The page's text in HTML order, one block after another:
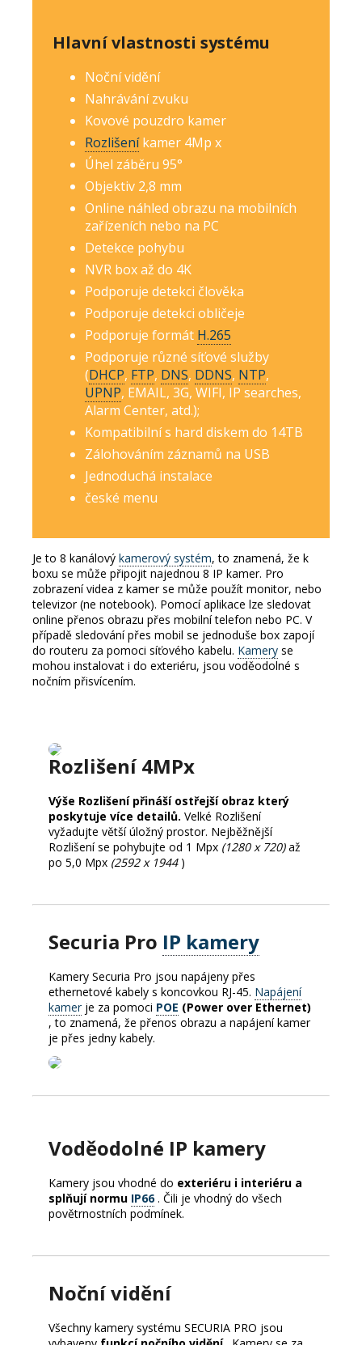
Hlavní vlastnosti systému
Noční vidění
Nahrávání zvuku
Kovové pouzdro kamer
Rozlišeníkamer 4Mp x
Úhel záběru 95°
Objektiv 2,8 mm
Online náhled obrazu na mobilních
zařízeních nebo na PC
Detekce pohybu
NVR box až do 4K
Podporuje detekci člověka
Podporuje detekci obličeje
Podporuje formát H.265
Podporuje různé síťové služby
(DHCP, FTP, DNS, DDNS, NTP,
UPNP, EMAIL, 3G, WIFI, IP searches,
Alarm Center, atd.);
Kompatibilní s hard diskem do 14TB
Zálohováním záznamů na USB
Jednoduchá instalace
české menu
Je to 8 kanálový kamerový systém, to znamená, že k
boxu se může připojit najednou 8 IP kamer. Pro
zobrazení videa z kamer se může použít monitor, nebo
televizor (ne notebook). Pomocí aplikace lze sledovat
online přenos obrazu přes mobilní telefon nebo PC. V
případě sledování přes mobil se jednoduše box zapojí
do routeru za pomoci síťového kabelu. Kamery se
mohou instalovat i do exteriéru, jsou voděodolné s
nočním přisvícením.
Rozlišení 4MPx
Výše Rozlišení přináší ostřejší obraz který
poskytuje více detailů. Velké Rozlišení
vyžadujte větší úložný prostor. Nejběžnější
Rozlišení se pohybujte od 1 Mpx (1280 x 720)až
po 5,0 Mpx (2592 x 1944)
Securia Pro IP kamery
Kamery Securia Pro jsou napájeny přes
ethernetové kabely s koncovkou RJ-45. Napájení
kamer je za pomoci POE (Power over Ethernet)
, to znamená, že přenos obrazu a napájení kamer
je přes jedny kabely.
Voděodolné IP kamery
Kamery jsou vhodné do exteriéru i interiéru a
splňují normu IP66. Čili je vhodný do všech
povětrnostních podmínek.
Noční vidění
Všechny kamery systému SECURIA PRO jsou